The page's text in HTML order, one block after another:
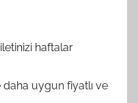
haftalar
uygun fiyatlı ve